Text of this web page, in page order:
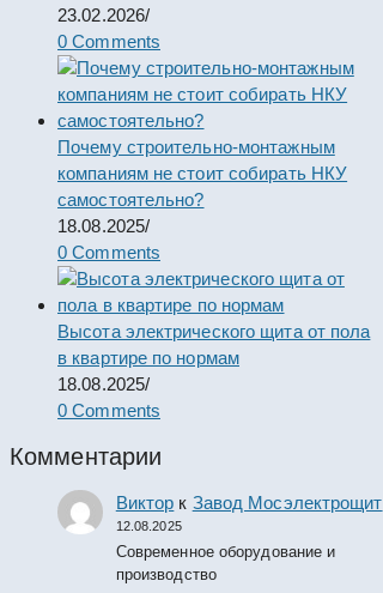
23.02.2026/
0 Comments
Почему строительно-монтажным
компаниям не стоит собирать НКУ
самостоятельно?
18.08.2025/
0 Comments
Высота электрического щита от пола
в квартире по нормам
18.08.2025/
0 Comments
Комментарии
Виктор к Завод Мосэлектрощит
12.08.2025
Современное оборудование и
производство